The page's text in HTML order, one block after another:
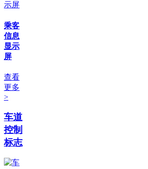
乘客
信息
显示
屏
查看
更多
>
车道
控制
标志